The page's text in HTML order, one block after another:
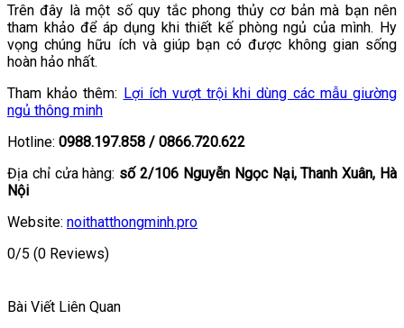
Trên đây là một số quy tắc phong thủy cơ bản mà bạn nên
tham khảo để áp dụng khi thiết kế phòng ngủ của mình. Hy
vọng chúng hữu ích và giúp bạn có được không gian sống
hoàn hảo nhất.
Tham khảo thêm: Lợi ích vượt trội khi dùng các mẫu giường
ngủ thông minh
Hotline: 0988.197.858 / 0866.720.622
Địa chỉ cửa hàng: số 2/106 Nguyễn Ngọc Nại, Thanh Xuân, Hà
Nội
Website: noithatthongminh.pro
0/5 (0 Reviews)
Bài Viết Liên Quan